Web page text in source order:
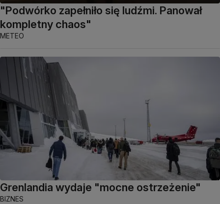
"Podwórko zapełniło się ludźmi. Panował
kompletny chaos"
METEO
Grenlandia wydaje "mocne ostrzeżenie"
BIZNES